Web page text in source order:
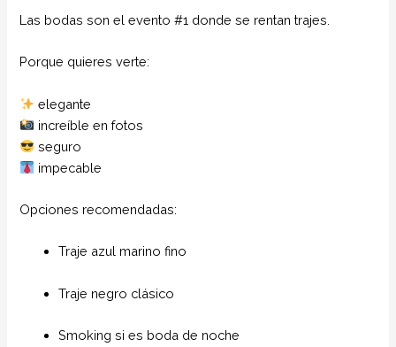
Las bodas son el evento #1 donde se rentan trajes.
Porque quieres verte:
elegante
increíble en fotos
seguro
impecable
Opciones recomendadas:
Traje azul marino fino
Traje negro clásico
Smoking si es boda de noche